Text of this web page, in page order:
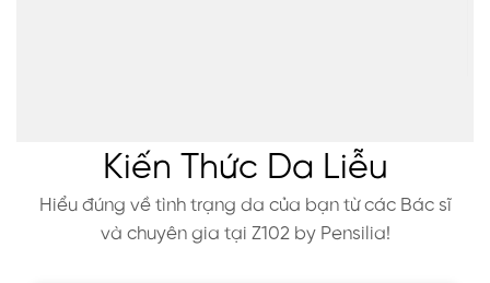
Kiến Thức Da Liễu
Hiểu đúng về tình trạng da của bạn từ các Bác sĩ
và chuyên gia tại Z102 by Pensilia!